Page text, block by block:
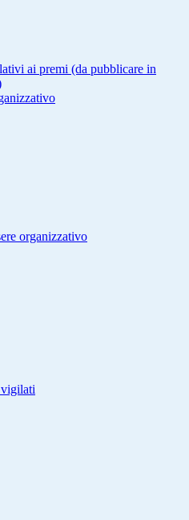
ai premi (da pubblicare in
organizzativo